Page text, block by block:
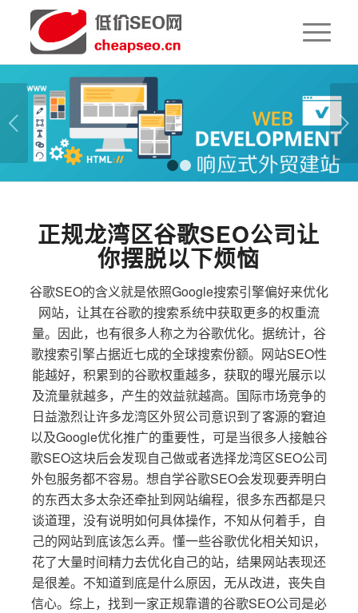
下一页
1 2
正规龙湾区谷歌SEO公司让
你摆脱以下烦恼
谷歌SEO的含义就是依照Google搜索引擎偏好来优化
网站，让其在谷歌的搜索系统中获取更多的权重流
量。因此，也有很多人称之为谷歌优化。据统计，谷
歌搜索引擎占据近七成的全球搜索份额。网站SEO性
能越好，积累到的谷歌权重越多，获取的曝光展示以
及流量就越多，产生的效益就越高。国际市场竞争的
日益激烈让许多龙湾区外贸公司意识到了客源的窘迫
以及Google优化推广的重要性，可是当很多人接触谷
歌SEO这块后会发现自己做或者选择龙湾区SEO公司
外包服务都不容易。想自学谷歌SEO会发现要弄明白
的东西太多太杂还牵扯到网站编程，很多东西都是只
谈道理，没有说明如何具体操作，不知从何着手，自
己的网站到底该怎么弄。懂一些谷歌优化相关知识，
花了大量时间精力去优化自己的站，结果网站表现还
是很差。不知道到底是什么原因，无从改进，丧失自
信心。综上，找到一家正规靠谱的谷歌SEO公司是必